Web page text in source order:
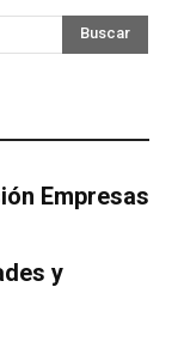
Buscar
Empresas
y